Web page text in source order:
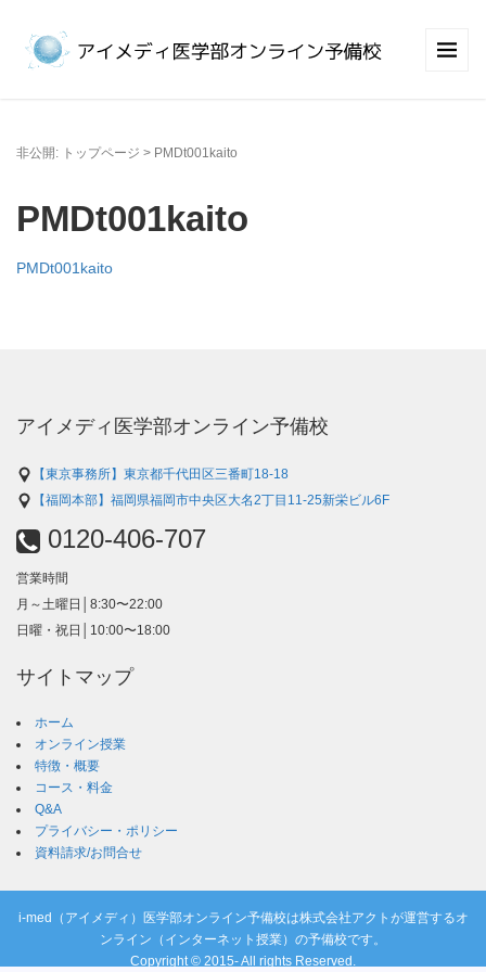
非公開: トップページ > PMDt001kaito
PMDt001kaito
PMDt001kaito
アイメディ医学部オンライン予備校
【東京事務所】東京都千代田区三番町18-18
【福岡本部】福岡県福岡市中央区大名2丁目11-25新栄ビル6F
0120-406-707
営業時間
月～土曜日│8:30〜22:00
日曜・祝日│10:00〜18:00
サイトマップ
ホーム
オンライン授業
特徴・概要
コース・料金
Q&A
プライバシー・ポリシー
資料請求/お問合せ
i-med（アイメディ）医学部オンライン予備校は株式会社アクトが運営するオ
ンライン（インターネット授業）の予備校です。
Copyright © 2015- All rights Reserved.